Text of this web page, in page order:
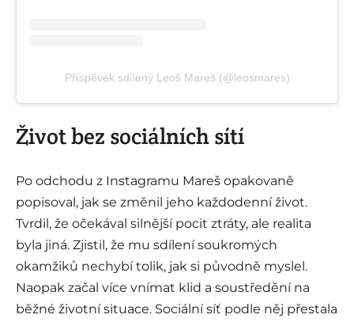
Příspěvek sdílený Leoš Mareš (@leosmares)
Život bez sociálních sítí
Po odchodu z Instagramu Mareš opakovaně
popisoval, jak se změnil jeho každodenní život.
Tvrdil, že očekával silnější pocit ztráty, ale realita
byla jiná. Zjistil, že mu sdílení soukromých
okamžiků nechybí tolik, jak si původně myslel.
Naopak začal více vnímat klid a soustředění na
běžné životní situace. Sociální síť podle něj přestala